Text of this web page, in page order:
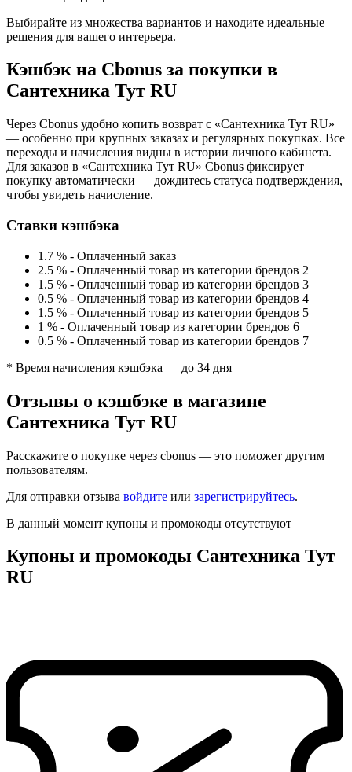
Выбирайте из множества вариантов и находите идеальные
решения для вашего интерьера.
Кэшбэк на Cbonus за покупки в
Сантехника Тут RU
Через Cbonus удобно копить возврат с «Сантехника Тут RU»
— особенно при крупных заказах и регулярных покупках. Все
переходы и начисления видны в истории личного кабинета.
Для заказов в «Сантехника Тут RU» Cbonus фиксирует
покупку автоматически — дождитесь статуса подтверждения,
чтобы увидеть начисление.
Ставки кэшбэка
1.7 % - Оплаченный заказ
2.5 % - Оплаченный товар из категории брендов 2
1.5 % - Оплаченный товар из категории брендов 3
0.5 % - Оплаченный товар из категории брендов 4
1.5 % - Оплаченный товар из категории брендов 5
1 % - Оплаченный товар из категории брендов 6
0.5 % - Оплаченный товар из категории брендов 7
* Время начисления кэшбэка — до 34 дня
Отзывы о кэшбэке в магазине
Сантехника Тут RU
Расскажите о покупке через cbonus — это поможет другим
пользователям.
Для отправки отзыва войдите или зарегистрируйтесь.
В данный момент купоны и промокоды отсутствуют
Купоны и промокоды Сантехника Тут
RU